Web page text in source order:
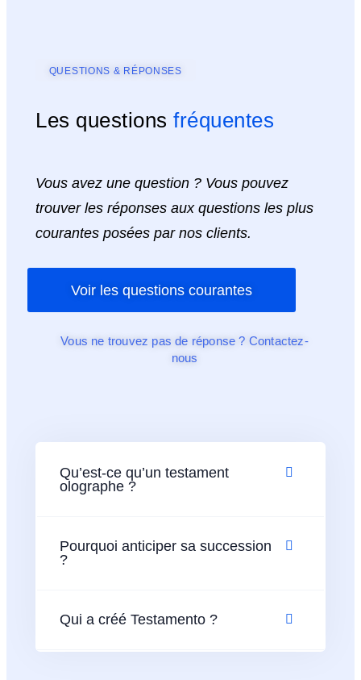
QUESTIONS & RÉPONSES
Les questions fréquentes
Vous avez une question ? Vous pouvez
trouver les réponses aux questions les plus
courantes posées par nos clients.
Voir les questions courantes
Vous ne trouvez pas de réponse ? Contactez-
nous
Qu’est-ce qu’un testament
olographe ?
Pourquoi anticiper sa succession
?
Qui a créé Testamento ?